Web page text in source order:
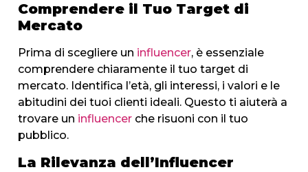
Comprendere il Tuo Target di
Mercato
Prima di scegliere un influencer, è essenziale
comprendere chiaramente il tuo target di
mercato. Identifica l’età, gli interessi, i valori e le
abitudini dei tuoi clienti ideali. Questo ti aiuterà a
trovare un influencer che risuoni con il tuo
pubblico.
La Rilevanza dell’Influencer